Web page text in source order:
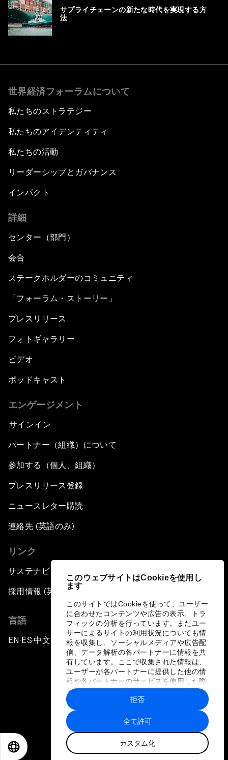
このウェブサイトはCookieを使用し
ます
このサイトではCookieを使って、ユーザー
に合わせたコンテンツや広告の表示、トラ
フィックの分析を行っています。またユー
ザーによるサイトの利用状況についても情
報を収集し、ソーシャルメディアや広告配
信、データ解析の各パートナーに情報を共
有しています。ここで収集された情報は、
ユーザーが各パートナーに提供した他の情
報や各パートナーのサービスを使用した際
に収集された情報と組み合わされ、各パー
トナーによって使用されることがありま
す。
全て許可
カスタム化
拒否
サプライチェーンの新たな時代を実現する方
法
世界経済フォーラムについて
私たちのストラテジー
私たちのアイデンティティ
私たちの活動
リーダーシップとガバナンス
インパクト
詳細
センター（部門）
会合
ステークホルダーのコミュニティ
「フォーラム・ストーリー」
プレスリリース
フォトギャラリー
ビデオ
ポッドキャスト
エンゲージメント
サインイン
パートナー（組織）について
参加する（個人、組織）
プレスリリース登録
ニュースレター購読
連絡先 (英語のみ)
リンク
サステナビリティへの取り組み
採用情報 (英語のみ)
言語
EN ▪ES▪中文▪ 日本語
プライバシーポリシーと利用規約
サイトマップ
©
世界経済フォーラム